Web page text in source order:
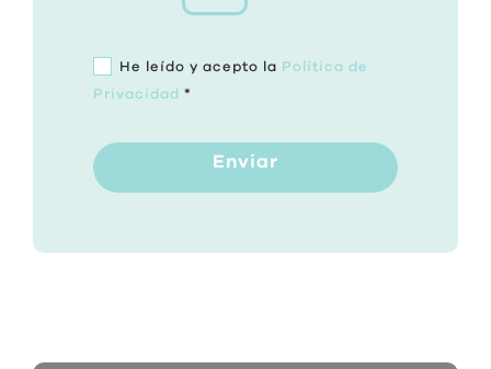
He leído y acepto la Política de
Privacidad *
Enviar